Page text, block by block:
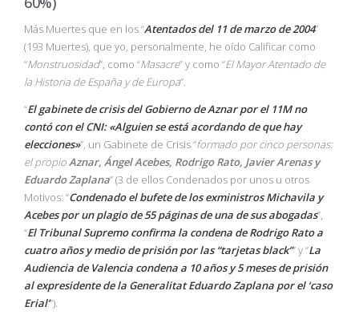
Más Muertes que en los “Atentados del 11 de marzo de 2004”
(193 Muertes), que yo, personalmente, he oído Calificar como
“Monstruosidad”, como “Masacre” y como “El Mayor Atentado de
la Historia de España y de Europa”.
“El gabinete de crisis del Gobierno de Aznar por el 11M no
contó con el CNI: «Alguien se está acordando de que hay
elecciones»”, un Gabinete de Crisis “formado por cinco personas:
el propioAznar, Ángel Acebes, Rodrigo Rato, Javier Arenas y
Eduardo Zaplana” (3 de ellos Condenados por unos u otros
Motivos: “Condenado el bufete de los exministros Michavila y
Acebes por un plagio de 55 páginas de una de sus abogadas”,
“El Tribunal Supremo confirma la condena de Rodrigo Rato a
cuatro años y medio de prisión por las “tarjetas black”” y “La
Audiencia de Valencia condena a 10 años y 5 meses de prisión
al expresidente de la Generalitat Eduardo Zaplana por el ‘caso
Erial’”).